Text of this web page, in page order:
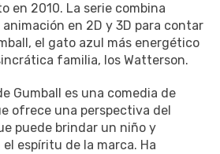
en 2010. La serie combina
en 2D y 3D para contar
el gato azul más energético
familia, los Watterson.
Gumball es una comedia de
ofrece una perspectiva del
puede brindar un niño y
espíritu de la marca. Ha